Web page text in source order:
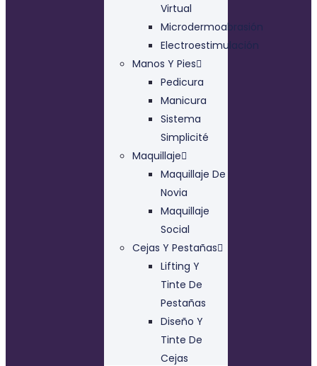
Virtual
Microdermoabrasión
Electroestimulación
Manos Y Pies
Pedicura
Manicura
Sistema
Simplicité
Maquillaje
Maquillaje De
Novia
Maquillaje
Social
Cejas Y Pestañas
Lifting Y
Tinte De
Pestañas
Diseño Y
Tinte De
Cejas